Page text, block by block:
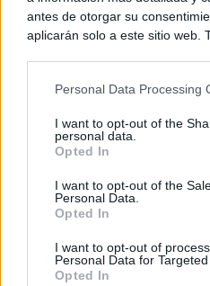
antes de otorgar su
aplicarán solo a este sitio web.
rechazar tal procesamiento.
a este sitio y haciendo clic en
parte inferior de la página web.
Please note that this website/
services and may gather and
not limited to your visit or
use your data for below
consent section.
Personal Data Processing
I want to opt-out of the
personal data.
Opted In
I want to opt-out of the
Personal Data.
Opted In
I want to opt-out of
Personal Data for Targeted
Opted In
Tomelloso